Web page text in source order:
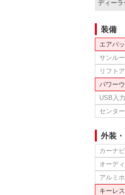
ディーラ
装備
エアバ
サンル
リフト
パワー
USB入
センタ
外装
カーナビ
オーデ
アルミ
キーレス